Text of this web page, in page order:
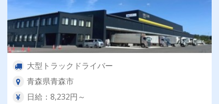
大型トラックドライバー
青森県青森市
日給：8,232円～